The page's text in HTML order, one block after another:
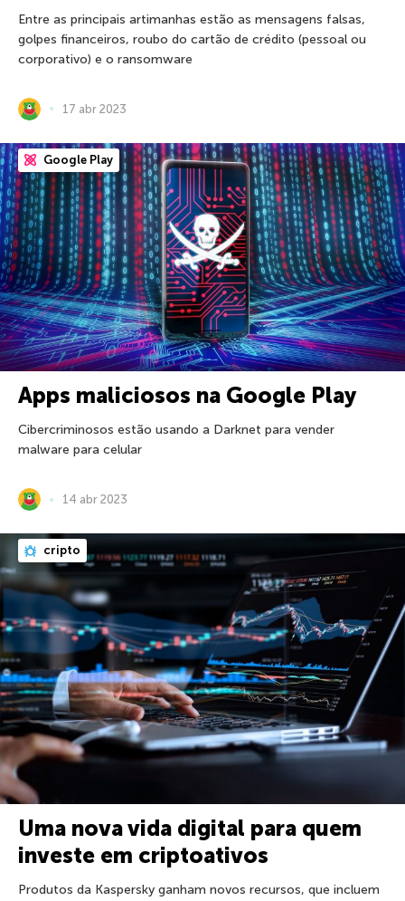
Entre as principais artimanhas estão as mensagens falsas,
golpes financeiros, roubo do cartão de crédito (pessoal ou
corporativo) e o ransomware
17 abr 2023
Google Play
Apps maliciosos na Google Play
Cibercriminosos estão usando a Darknet para vender
malware para celular
14 abr 2023
cripto
Uma nova vida digital para quem
investe em criptoativos
Produtos da Kaspersky ganham novos recursos, que incluem